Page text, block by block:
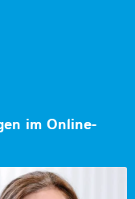
im Online-